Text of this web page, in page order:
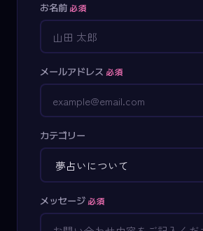
お名前 必須
メールアドレス 必須
カテゴリー
メッセージ 必須